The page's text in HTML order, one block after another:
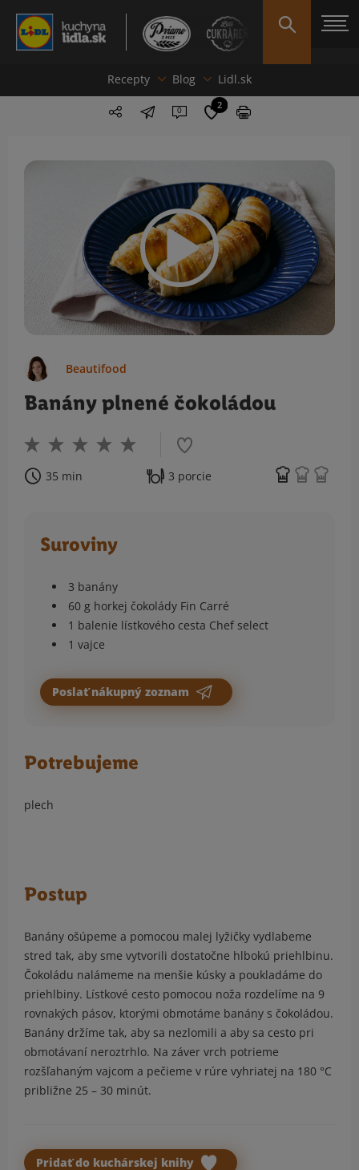
Recepty Blog Lidl.sk
0 2
Beautifood
Banány plnené čokoládou
35 min 3 porcie
Suroviny
3 banány
60 g horkej čokolády Fin Carré
1 balenie lístkového cesta Chef select
1 vajce
Poslať nákupný zoznam
Potrebujeme
plech
Postup
Banány ošúpeme a pomocou malej lyžičky vydlabeme
stred tak, aby sme vytvorili dostatočne hlbokú priehlbinu.
Čokoládu nalámeme na menšie kúsky a poukladáme do
priehlbiny. Lístkové cesto pomocou noža rozdelíme na 9
rovnakých pásov, ktorými obmotáme banány s čokoládou.
Banány držíme tak, aby sa nezlomili a aby sa cesto pri
obmotávaní neroztrhlo. Na záver vrch potrieme
rozšľahaným vajcom a pečieme v rúre vyhriatej na 180 °C
približne 25 – 30 minút.
Pridať do kuchárskej knihy